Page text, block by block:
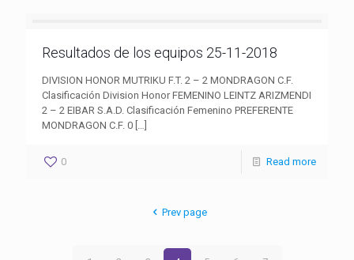
Resultados de los equipos 25-11-2018
DIVISION HONOR MUTRIKU F.T. 2 – 2 MONDRAGON C.F.
Clasificación Division Honor FEMENINO LEINTZ ARIZMENDI
2 – 2 EIBAR S.A.D. Clasificación Femenino PREFERENTE
MONDRAGON C.F. 0 […]
0 Read more
Prev page